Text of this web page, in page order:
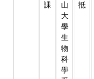
課
山
大
學
生
物
科
學
抵